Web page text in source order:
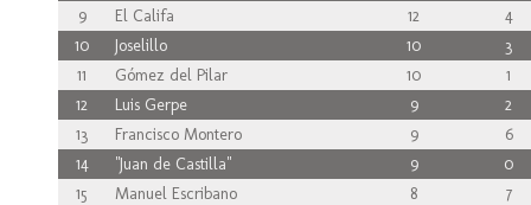
9
El Califa 12
4
10
Joselillo 10
3
11
Gómez del Pilar 10
1
12
Luis Gerpe 9
2
13
Francisco Montero 9
6
14
"Juan de Castilla" 9
0
15
Manuel Escribano 8
7